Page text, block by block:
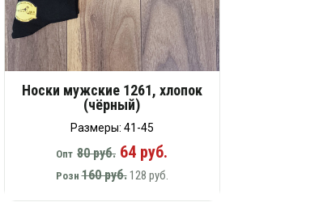
Носки мужские 1261, хлопок
(чёрный)
Размеры: 41-45
Опт 80 руб. 64 руб.
Розн 160 руб.128 руб.